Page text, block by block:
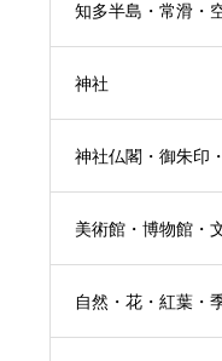
知多半島・常滑・
神社
神社仏閣・御朱印
美術館・博物館・
自然・花・紅葉・